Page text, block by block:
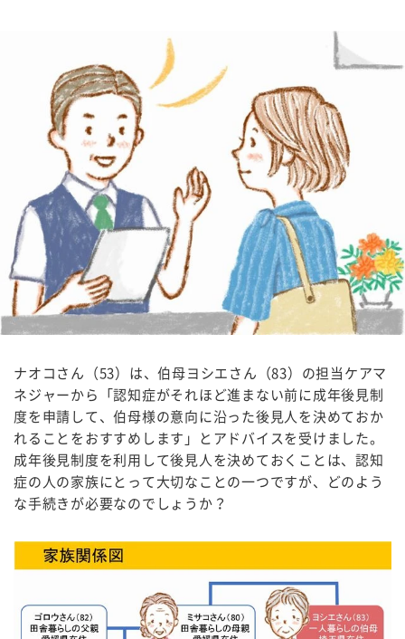
ナオコさん（53）は、伯母ヨシエさん（83）の担当ケアマ
ネジャーから「認知症がそれほど進まない前に成年後見制
度を申請して、伯母様の意向に沿った後見人を決めておか
れることをおすすめします」とアドバイスを受けました。
成年後見制度を利用して後見人を決めておくことは、認知
症の人の家族にとって大切なことの一つですが、どのよう
な手続きが必要なのでしょうか？